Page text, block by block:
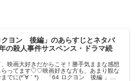
ヨン 後編」のあらすじとネタバ
の殺人事件サスペンス・ドラマ続
映画大好きだからこそ！勝手気ままな感想
らってます♡♡映画好きな方も、あまり観な
までに(*´∀｀*) 「64 ロクヨン 後編 」